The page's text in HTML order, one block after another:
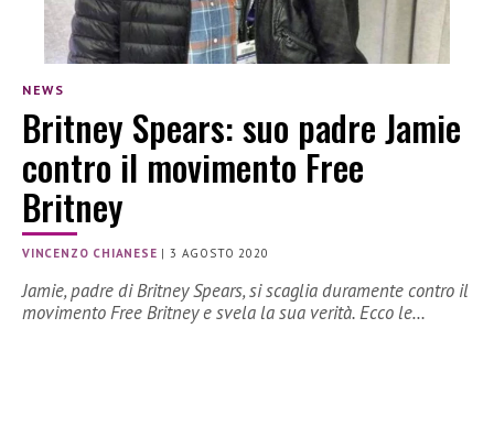
NEWS
Britney Spears: suo padre Jamie
contro il movimento Free
Britney
VINCENZO CHIANESE |3 AGOSTO 2020
Jamie, padre di Britney Spears, si scaglia duramente contro il
movimento Free Britney e svela la sua verità. Ecco le…